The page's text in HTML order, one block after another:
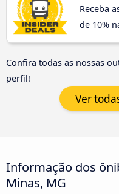
Receba
de 10%
Confira todas as nossas
perfil!
Ver
Informação dos
Minas, MG